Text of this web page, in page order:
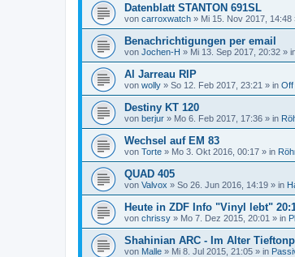
Datenblatt STANTON 691SL
von carroxwatch » Mi 15. Nov 2017, 14:48
Benachrichtigungen per email
von Jochen-H » Mi 13. Sep 2017, 20:32 »
Al Jarreau RIP
von wolly » So 12. Feb 2017, 23:21 » in Off
Destiny KT 120
von berjur » Mo 6. Feb 2017, 17:36 » in
Wechsel auf EM 83
von Torte » Mo 3. Okt 2016, 00:17 » in
QUAD 405
von Valvox » So 26. Jun 2016, 14:19 » in
Heute in ZDF Info "Vinyl lebt"
von chrissy » Mo 7. Dez 2015, 20:01 » in
Shahinian ARC - Im Alter
von Malle » Mi 8. Jul 2015, 21:05 » in